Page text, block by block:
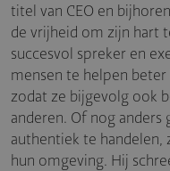
titel van CEO en
de vrijheid om zijn hart
succesvol spreker en
mensen te helpen
zodat ze bijgevolg ook
anderen. Of nog
authentiek te
hun omgeving. Hij